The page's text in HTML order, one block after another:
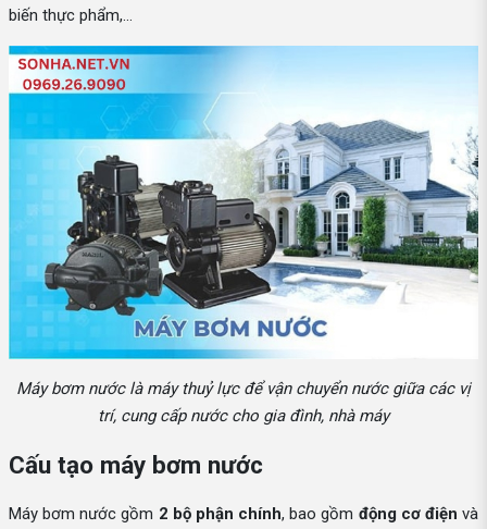
biến thực phẩm,...
Máy bơm nước là máy thuỷ lực để vận chuyển nước giữa các vị
trí, cung cấp nước cho gia đình, nhà máy
Cấu tạo máy bơm nước
Máy bơm nước gồm 2 bộ phận chính, bao gồm động cơ điện và